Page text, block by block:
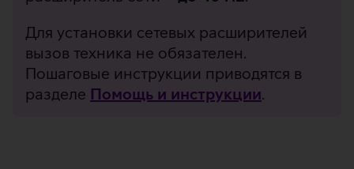
Для установки сетевых расширителей
вызов техника не обязателен.
Пошаговые инструкции приводятся в
разделе Помощь и инструкции.